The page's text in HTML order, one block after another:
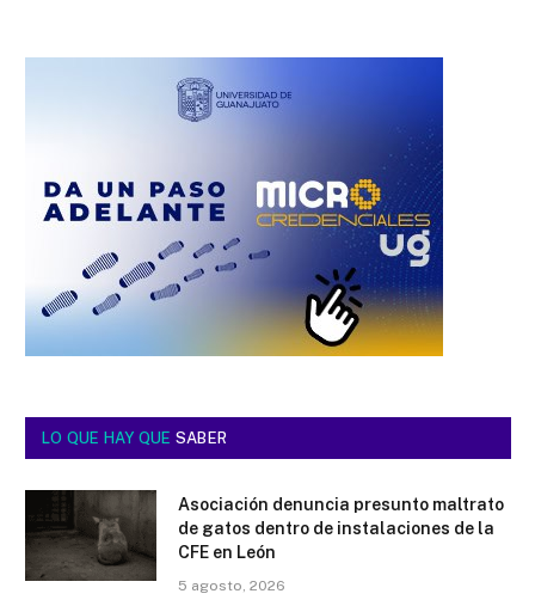
LO QUE HAY QUE SABER
Asociación denuncia presunto maltrato
de gatos dentro de instalaciones de la
CFE en León
5 agosto, 2026